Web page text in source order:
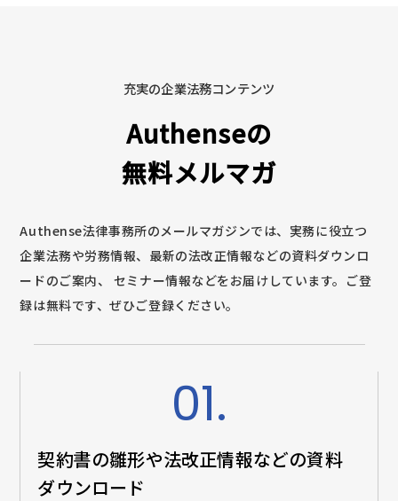
充実の企業法務コンテンツ
Authenseの
無料メルマガ
Authense法律事務所のメールマガジンでは、実務に役立つ
企業法務や労務情報、最新の法改正情報などの資料ダウンロ
ードのご案内、
セミナー情報などをお届けしています。ご登
録は無料です、ぜひご登録ください。
01.
契約書の雛形や法改正情報などの資料
ダウンロード